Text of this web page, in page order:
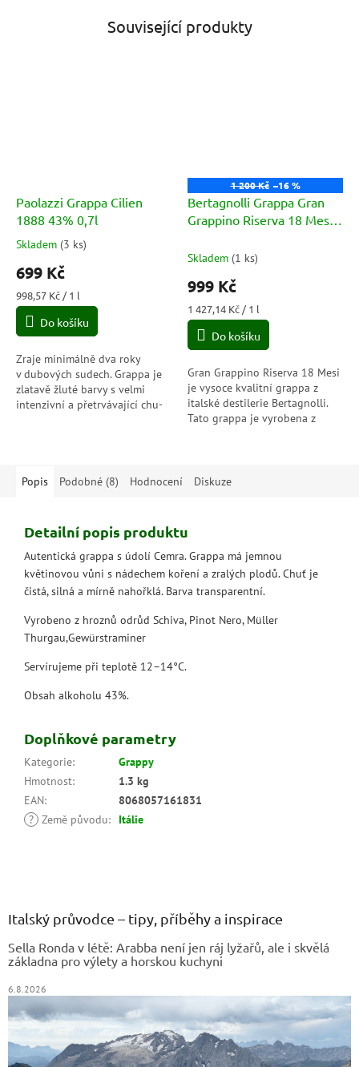
Související produkty
Paolazzi Grappa Cilien
1888 43% 0,7l
Průměrné
hodnocení
produktu
je
5,0
5
hvězdiček.
Skladem (3 ks)
699 Kč
Měrná
cena:
998,57 Kč / 1 l
Do košíku
Zraje minimálně dva roky
v dubových sudech. Grappa je
zlatavě žluté barvy s velmi
intenzivní a přetrvávající chu­
1 200 Kč –16 %
Bertagnolli Grappa Gran
Grappino Riserva 18 Mesi
Skladem (1 ks)
999 Kč
Měrná
cena:
1 427,14 Kč / 1 l
Do košíku
Gran Grappino Riserva 18 Mesi
je vysoce kvalitní grappa z
italské destilerie Bertagnolli.
Tato grappa je vyrobena z
Popis
Podobné (8) Hodnocení Diskuze
Detailní popis produktu
Autentická grappa s údolí Cemra. Grappa má jemnou
květinovou vůni s nádechem koření a zralých plodů. Chuť je
čistá, silná a mírně nahořklá. Barva transparentní.
Vyrobeno z hroznů odrůd Schiva, Pinot Nero, Müller
Thurgau,Gewürstra­miner
Servírujeme při teplotě 12–14°C.
Obsah alkoholu 43%.
Doplňkové parametry
Kategorie:
Grappy
Hmotnost:
1.3 kg
EAN:
8068057161831
? Země původu: Itálie
Italský průvodce – tipy, příběhy a inspirace
Sella Ronda v létě: Arabba není jen ráj lyžařů, ale i skvělá
základna pro výlety a horskou kuchyni
6.8.2026